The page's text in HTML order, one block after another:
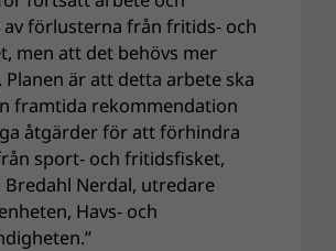
förlusterna från fritids- och
men att det behövs mer
är att detta arbete ska
framtida rekommendation
åtgärder för att förhindra
sport- och fritidsfisket,
Bredahl Nerdal, utredare
Havs- och